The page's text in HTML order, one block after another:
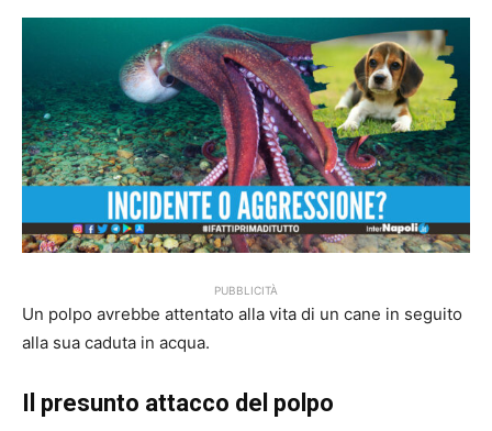
PUBBLICITÀ
Un polpo avrebbe attentato alla vita di un cane in seguito
alla sua caduta in acqua.
Il presunto attacco del polpo